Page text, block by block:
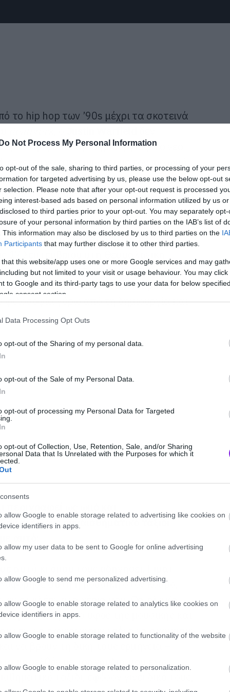
Do Not Process My Personal Information
opt-out of the sale, sharing to third parties, or processing of your
for targeted advertising by us, please use the below opt-out
selection. Please note that after your opt-out request is processed
interest-based ads based on personal information utilized by us
to third parties prior to your opt-out. You may separately
of your personal information by third parties on the IAB’s list of
This information may also be disclosed by us to third parties on the
Participants that may further disclose it to other third parties.
that this website/app uses one or more Google services and may
but not limited to your visit or usage behaviour. You may
to Google and its third-party tags to use your data for below
consent section.
Data Processing Opt Outs
opt-out of the Sharing of my personal data.
opt-out of the Sale of my Personal Data.
opt-out of processing my Personal Data for Targeted
opt-out of Collection, Use, Retention, Sale, and/or Sharing
Data that Is Unrelated with the Purposes for which it
allow Google to enable storage related to advertising like cookies on
identifiers in apps.
allow my user data to be sent to Google for online advertising
allow Google to send me personalized advertising.
allow Google to enable storage related to analytics like cookies on
identifiers in apps.
allow Google to enable storage related to functionality of the website
allow Google to enable storage related to personalization.
το hip hop των ’90s μέχρι τα σκοτεινά
της μουσικής δημιουργίας. Το νέο
, έρχεται να αποτυπώσει με τον πιο ωμό
την καλλιτεχνική ανησυχία,
που ισορροπεί ανάμεσα στην
ατμόσφαιρα.
του στην Ελλάδα -στις 16
17 Σεπτεμβρίου στη Θεσσαλονίκη-
που τροφοδοτούν τους στίχους του,
που εξακολουθεί να τον εμπνέει,
γύρω από τη δημιουργία και
τι είδους συναισθηματικό ταξίδι
αυτό;
αυτή η μουσική στον κόσμο,
πλέον στα χέρια μου. Θα ήλπιζα,
για το ύφος της μουσικής και
να αφιερώσουν χρόνο να ακούσουν
να βρουν τη δική τους ερμηνεία –
παρελθόν με τραγούδια που έχω
ταξίδι, εφόσον γίνει δικό τους,